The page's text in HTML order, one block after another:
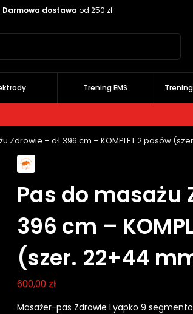
Darmowa dostawa od 250 zł
Trening EMS
Zdrowie – dł. 396 cm – KOMPLET 2 pasów
Pas do masażu
396 cm –
(szer. 22+44
600,00 zł
Masażer-pas Zdrowie Lyapko 9